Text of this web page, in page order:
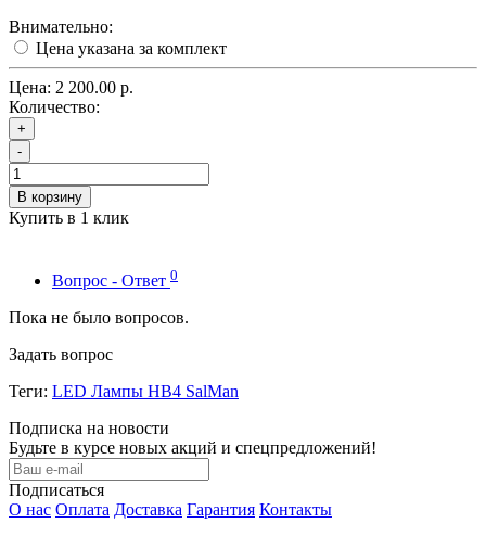
Внимательно:
Цена указана за комплект
Цена: 2 200.00 р.
Количество:
+
-
В корзину
Купить в 1 клик
Вопрос - Ответ 0
Пока не было вопросов.
Задать вопрос
Теги: LED Лампы HB4 SalMan
Подписка на новости
Будьте в курсе новых акций и спецпредложений!
Подписаться
О нас Оплата Доставка Гарантия Контакты